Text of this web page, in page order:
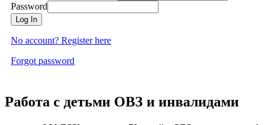
Password
Log In
No account? Register here
Forgot password
Работа с детьми ОВЗ и инвалидами